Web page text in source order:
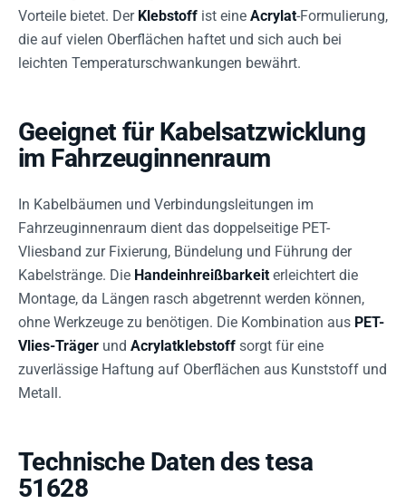
Vorteile bietet. Der Klebstoff ist eine Acrylat-Formulierung,
die auf vielen Oberflächen haftet und sich auch bei
leichten Temperaturschwankungen bewährt.
Geeignet für Kabelsatzwicklung
im Fahrzeuginnenraum
In Kabelbäumen und Verbindungsleitungen im
Fahrzeuginnenraum dient das doppelseitige PET-
Vliesband zur Fixierung, Bündelung und Führung der
Kabelstränge. Die Handeinhreißbarkeit erleichtert die
Montage, da Längen rasch abgetrennt werden können,
ohne Werkzeuge zu benötigen. Die Kombination aus PET-
Vlies-Träger und Acrylatklebstoff sorgt für eine
zuverlässige Haftung auf Oberflächen aus Kunststoff und
Metall.
Technische Daten des tesa
51628